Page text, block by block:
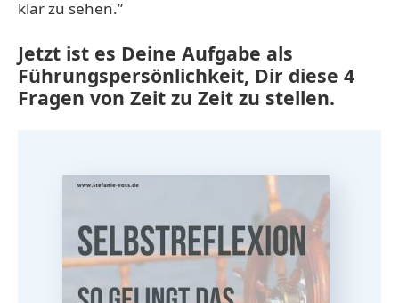
klar zu sehen.”
Jetzt ist es Deine Aufgabe als
Führungspersönlichkeit, Dir diese 4
Fragen von Zeit zu Zeit zu stellen.